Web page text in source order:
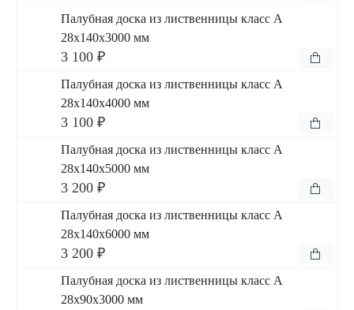
Палубная доска из лиственницы класс А
28x140x3000 мм
3 100 ₽
Палубная доска из лиственницы класс А
28x140x4000 мм
3 100 ₽
Палубная доска из лиственницы класс А
28x140x5000 мм
3 200 ₽
Палубная доска из лиственницы класс А
28x140x6000 мм
3 200 ₽
Палубная доска из лиственницы класс А
28x90x3000 мм